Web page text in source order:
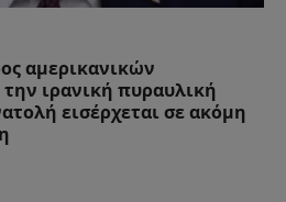
αμερικανικών
ιρανική πυραυλική
εισέρχεται σε ακόμη